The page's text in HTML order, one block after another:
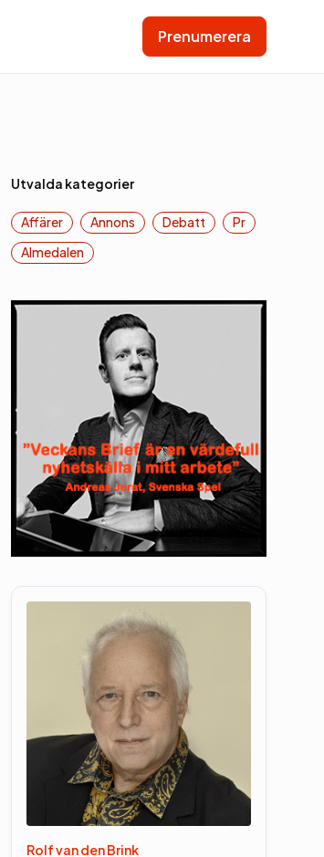
Prenumerera
Utvalda kategorier
Affärer Annons Debatt
Pr
Almedalen
Rolf van den Brink